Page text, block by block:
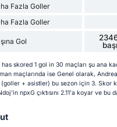
Fazla Goller
Fazla Goller
Gol
skored 1 gol in 30 maçları şu ana
maçlarında ise Genel olarak,
(goller + asistler) bu sezon için 3. Skor
npxG çıktısını 2.11'a koyar ve